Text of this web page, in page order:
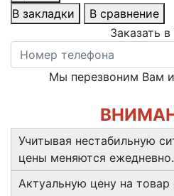
В закладки
В сравнение
Заказать в
Мы перезвоним Вам
Учитывая нестабильную
цены меняются ежедневно.
Актуальную цену на